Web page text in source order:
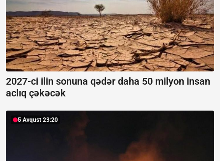
2027-ci ilin sonuna qədər daha 50 milyon insan
aclıq çəkəcək
5 Avqust 23:20